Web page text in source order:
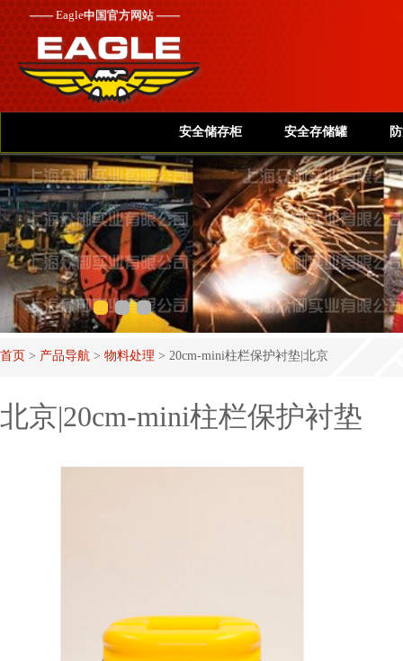
——Eagle中国官方网站 ——
安全储存柜 安全存储罐
首页 > 产品导航 > 物料处理 > 20cm-mini柱栏保护衬垫|北京
北京|20cm-mini柱栏保护衬垫